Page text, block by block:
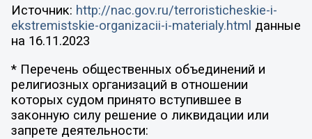
Источник: http://nac.gov.ru/terroristicheskie-i-
ekstremistskie-organizacii-i-materialy.html данные
на 16.11.2023
* Перечень общественных объединений и
религиозных организаций в отношении
которых судом принято вступившее в
законную силу решение о ликвидации или
запрете деятельности: